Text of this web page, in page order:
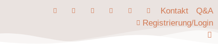
Kontakt
Q&A
Registrierung/Login